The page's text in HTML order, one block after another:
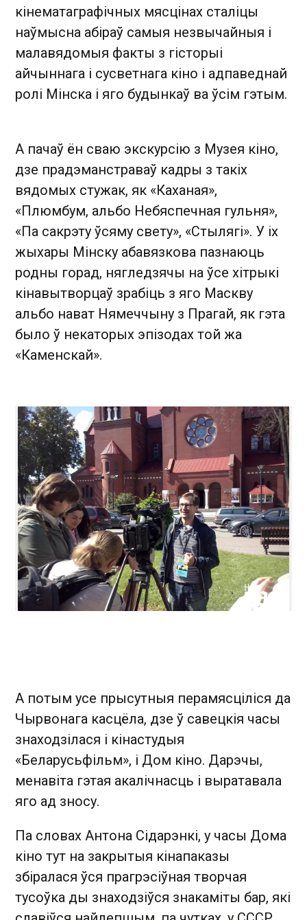
кінематаграфічных мясцінах сталіцы
наўмысна абіраў самыя незвычайныя і
малавядомыя факты з гісторыі
айчыннага і сусветнага кіно і адпаведнай
ролі Мінска і яго будынкаў ва ўсім гэтым.
А пачаў ён сваю экскурсію з Музея кіно,
дзе прадэманстраваў кадры з такіх
вядомых стужак, як «Каханая»,
«Плюмбум, альбо Небяспечная гульня»,
«Па сакрэту ўсяму свету», «Стылягі». У іх
жыхары Мінску абавязкова пазнаюць
родны горад, нягледзячы на ўсе хітрыкі
кінавытворцаў зрабіць з яго Маскву
альбо нават Нямеччыну з Прагай, як гэта
было ў некаторых эпізодах той жа
«Каменскай».
А потым усе прысутныя перамясціліся да
Чырвонага касцёла, дзе ў савецкія часы
знаходзілася і кінастудыя
«Беларусьфільм», і Дом кіно. Дарэчы,
менавіта гэтая акалічнасць і выратавала
яго ад зносу.
Па словах Антона Сідарэнкі, у часы Дома
кіно тут на закрытыя кінапаказы
збіралася ўся прагрэсіўная творчая
тусоўка ды знаходзіўся знакаміты бар, які